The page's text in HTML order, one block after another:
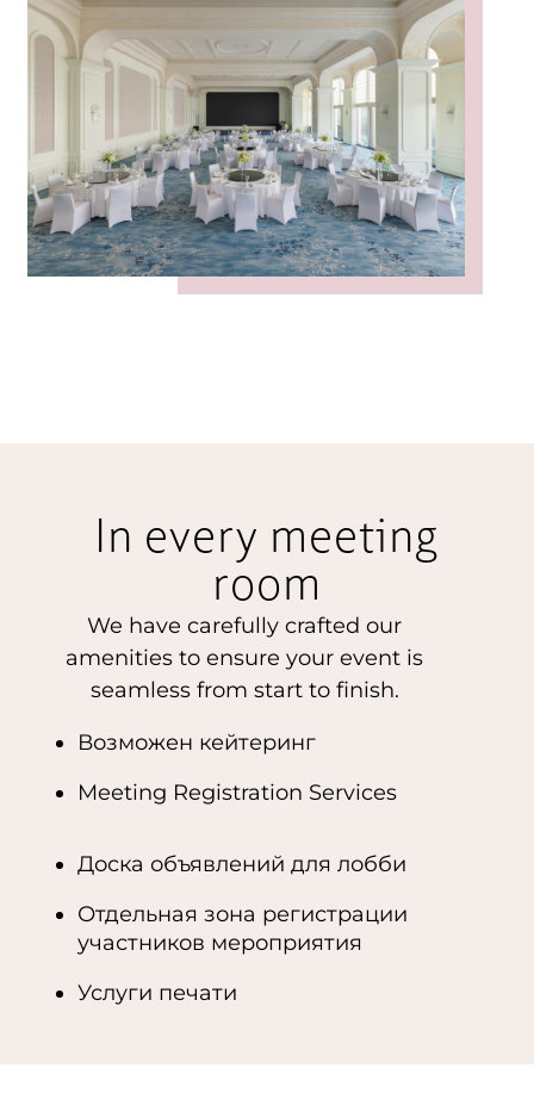
In every meeting
room
We have carefully crafted our
amenities to ensure your event is
seamless from start to finish.
Возможен кейтеринг
Meeting Registration Services
Доска объявлений для лобби
Отдельная зона регистрации
участников мероприятия
Услуги печати